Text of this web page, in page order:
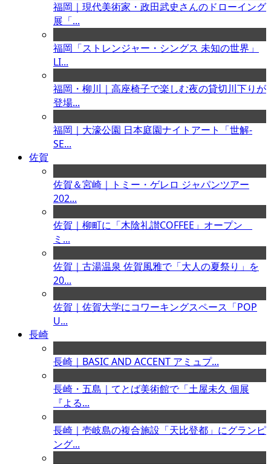
福岡｜現代美術家・政田武史さんのドローイング
展「...
福岡「ストレンジャー・シングス 未知の世界」
LI...
福岡・柳川｜高座椅子で楽しむ夜の貸切川下りが
登場...
福岡｜大濠公園 日本庭園ナイトアート「世解-
SE...
佐賀
佐賀＆宮崎｜トミー・ゲレロ ジャパンツアー
202...
佐賀｜柳町に「木陰礼讃COFFEE」オープン
ミ...
佐賀｜古湯温泉 佐賀風雅で「大人の夏祭り」を
20...
佐賀｜佐賀大学にコワーキングスペース「POP
U...
長崎
長崎｜BASIC AND ACCENT アミュプ...
長崎・五島｜てとば美術館で「土屋未久 個展
『よる...
長崎｜壱岐島の複合施設「天比登都」にグランピ
ング...